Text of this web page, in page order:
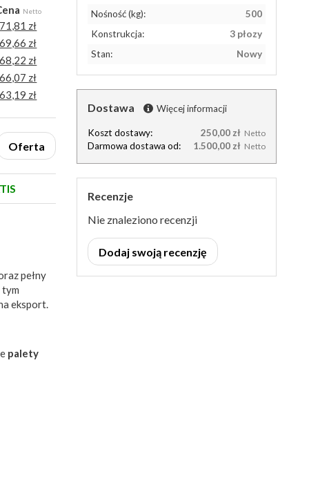
Netto
71,81 zł
69,66 zł
68,22 zł
66,07 zł
63,19 zł
Oferta
pełny
tym
eksport.
palety
Nośność (kg):
500
Konstrukcja:
3 płozy
Stan:
Nowy
Dostawa Więcej informacji
Koszt dostawy: 250,00 zł Netto
Darmowa dostawa od: 1.500,00 zł Netto
Recenzje
Nie znaleziono recenzji
Dodaj swoją recenzję